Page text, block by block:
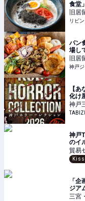
食堂
旧居
パン
場し
ャー
旧居
神戸
【
化け
庫県
神戸
神戸
のイ
貿易
Kiss
「
ジア
三宮